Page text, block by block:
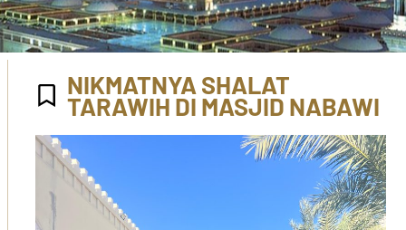
NIKMATNYA SHALAT
TARAWIH DI MASJID NABAWI